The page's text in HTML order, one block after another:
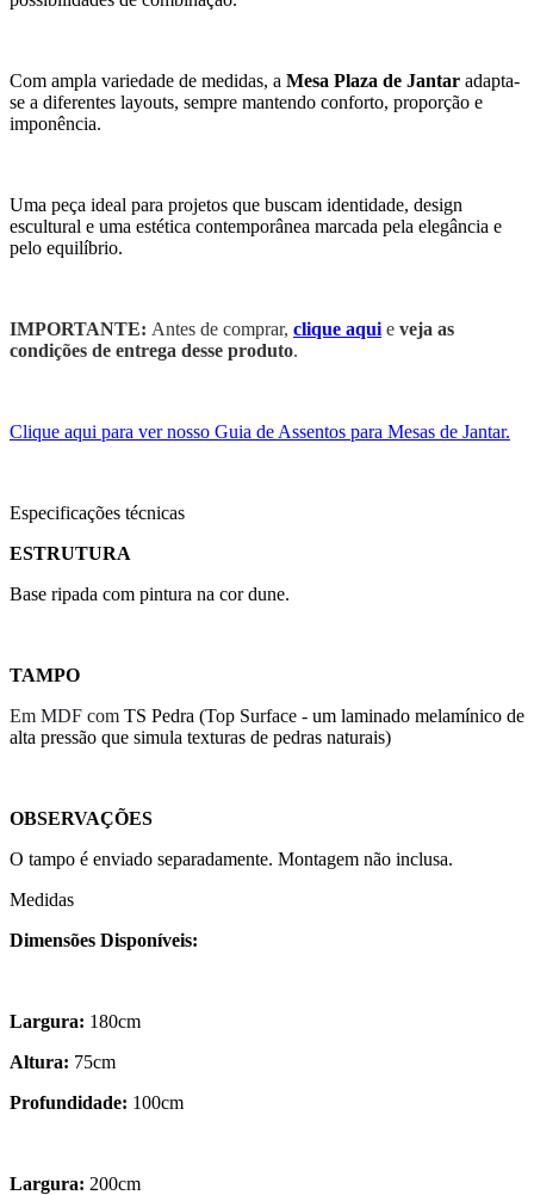
Com ampla variedade de medidas, a Mesa Plaza de Jantar adapta-
se a diferentes layouts, sempre mantendo conforto, proporção e
imponência.
Uma peça ideal para projetos que buscam identidade, design
escultural e uma estética contemporânea marcada pela elegância e
pelo equilíbrio.
IMPORTANTE: Antes de comprar, clique aqui e veja as
condições de entrega desse produto.
Clique aqui para ver nosso Guia de Assentos para Mesas de Jantar.
Especificações técnicas
ESTRUTURA
Base ripada com pintura na cor dune.
TAMPO
Em MDF com TS Pedra (Top Surface - um laminado melamínico de
alta pressão que simula texturas de pedras naturais)
OBSERVAÇÕES
O tampo é enviado separadamente. Montagem não inclusa.
Medidas
Dimensões Disponíveis:
Largura: 180cm
Altura: 75cm
Profundidade: 100cm
Largura: 200cm